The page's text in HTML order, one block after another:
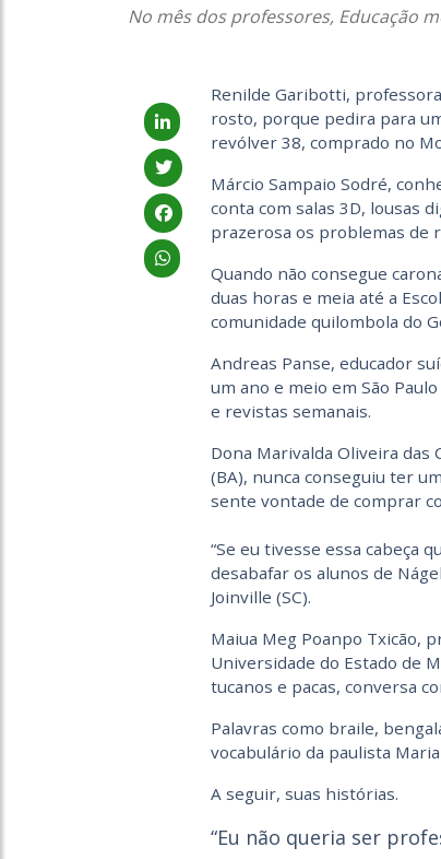
No mês dos professores, Educação
Renilde Garibotti,
rosto, porque pedira para
revólver 38, comprado no
Márcio Sampaio Sodré,
conta com salas 3D, lousas
prazerosa os problemas de
Quando não consegue
duas horas e meia até a
comunidade quilombola do
Andreas Panse, educador
um ano e meio em São
e revistas semanais.
Dona Marivalda Oliveira das
(BA), nunca conseguiu ter
sente vontade de comprar
“Se eu tivesse essa cabeça
desabafar os alunos de
Joinville (SC).
Maiua Meg Poanpo Txicão,
Universidade do Estado de
tucanos e pacas, conversa
Palavras como braile,
vocabulário da paulista
A seguir, suas histórias.
“Eu não queria ser